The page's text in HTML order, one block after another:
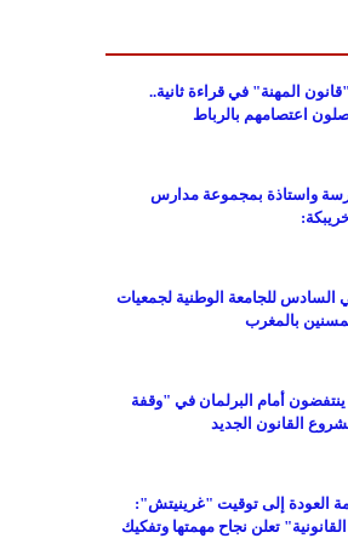
المهنة" في قراءة ثانية..
اعتصامهم بالرباط
واستاذة بمجموعة مدارس
السادس للجامعة الوطنية لجمعيات
بالمغرب
أمام البرلمان في "وقفة
القانون الجديد
العودة إلى توقيت "غرينيتش":
تعلن نجاح مهمتها وتفكيك